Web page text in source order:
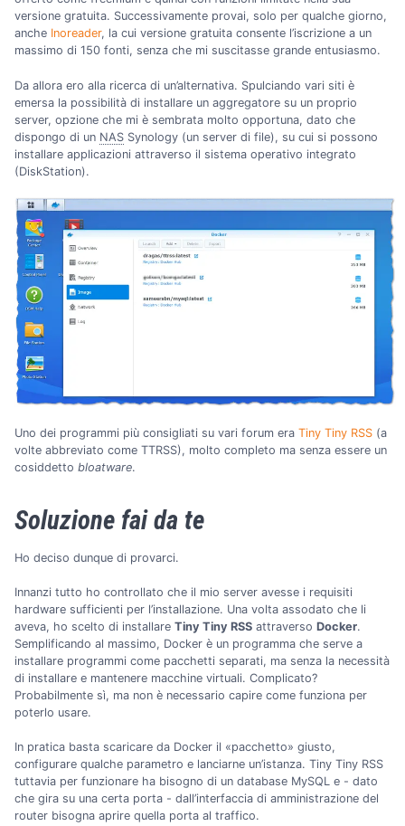
versione gratuita. Successivamente provai, solo per qualche giorno,
anche Inoreader, la cui versione gratuita consente l’iscrizione a un
massimo di 150 fonti, senza che mi suscitasse grande entusiasmo.
Da allora ero alla ricerca di un’alternativa. Spulciando vari siti è
emersa la possibilità di installare un aggregatore su un proprio
server, opzione che mi è sembrata molto opportuna, dato che
dispongo di un NAS Synology (un server di file), su cui si possono
installare applicazioni attraverso il sistema operativo integrato
(DiskStation).
Uno dei programmi più consigliati su vari forum era Tiny Tiny RSS (a
volte abbreviato come TTRSS), molto completo ma senza essere un
cosiddetto bloatware.
Soluzione fai da te
Ho deciso dunque di provarci.
Innanzi tutto ho controllato che il mio server avesse i requisiti
hardware sufficienti per l’installazione. Una volta assodato che li
aveva, ho scelto di installare Tiny Tiny RSS attraverso Docker.
Semplificando al massimo, Docker è un programma che serve a
installare programmi come pacchetti separati, ma senza la necessità
di installare e mantenere macchine virtuali. Complicato?
Probabilmente sì, ma non è necessario capire come funziona per
poterlo usare.
In pratica basta scaricare da Docker il «pacchetto» giusto,
configurare qualche parametro e lanciarne un’istanza. Tiny Tiny RSS
tuttavia per funzionare ha bisogno di un database MySQL e - dato
che gira su una certa porta - dall’interfaccia di amministrazione del
router bisogna aprire quella porta al traffico.